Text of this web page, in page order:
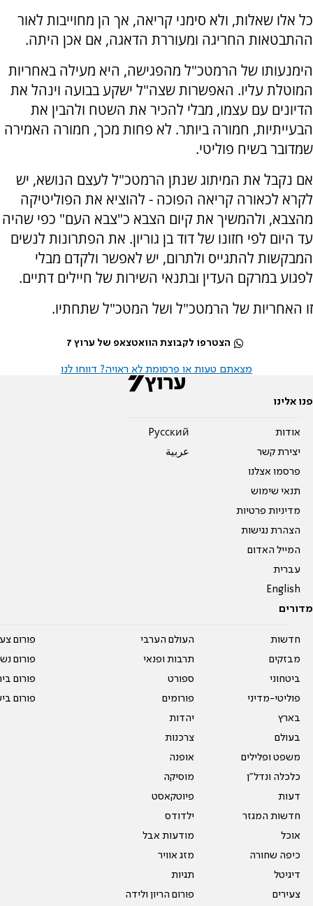
כל אלו שאלות, ולא סימני קריאה, אך הן מחוייבות לאור
ההתבטאות החריגה ומעוררת הדאגה, אם אכן היתה.
הימנעותו של הרמטכ"ל מהפגישה, היא מעילה באחריות
המוטלת עליו. האפשרות שצה"ל ישקע בבועה וינהל את
הדיונים עם עצמו, מבלי להכיר את השטח ולהבין את
הבעייתיות, חמורה ביותר. לא פחות מכך, חמורה האמירה
שמדובר בשיח פוליטי.
אם נקבל את המיתוג שנתן הרמטכ"ל לעצם הנושא, יש
לקרא לכאורה קריאה הפוכה - להוציא את הפוליטיקה
מהצבא, ולהמשיך את קיום הצבא כ"צבא העם" כפי שהיה
עד היום לפי חזונו של דוד בן גוריון. את הפתרונות לנשים
המבקשות להתגייס ולתרום, יש לאפשר ולקדם מבלי
לפגוע במרקם העדין ובתנאי השירות של חיילים דתיים.
זו האחריות של הרמטכ"ל ושל המטכ"ל שתחתיו.
הצטרפו לקבוצת הוואטצאפ של ערוץ 7
מצאתם טעות או פרסומת לא ראויה? דווחו לנו
פנו אלינו
אודות
יצירת קשר
פרסמו אצלנו
תנאי שימוש
מדיניות פרטיות
הצהרת נגישות
המייל האדום
עברית
English
Pусский
عربية
מדורים
חדשות
מבזקים
ביטחוני
פוליטי-מדיני
בארץ
בעולם
משפט ופלילים
כלכלה ונדל"ן
דעות
חדשות המגזר
אוכל
כיפה שחורה
דיגיטל
צעירים
העולם הערבי
תרבות ופנאי
ספורט
פורומים
יהדות
צרכנות
אופנה
מוסיקה
פיוטקאסט
ילדודס
מודעות אבל
מזג אוויר
תגיות
פורום הריון ולידה
פורום
פורום
פורום
פורום